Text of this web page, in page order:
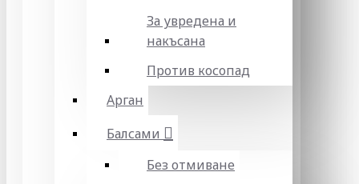
За увредена и
накъсана
Против косопад
Арган
Балсами
Без отмиване